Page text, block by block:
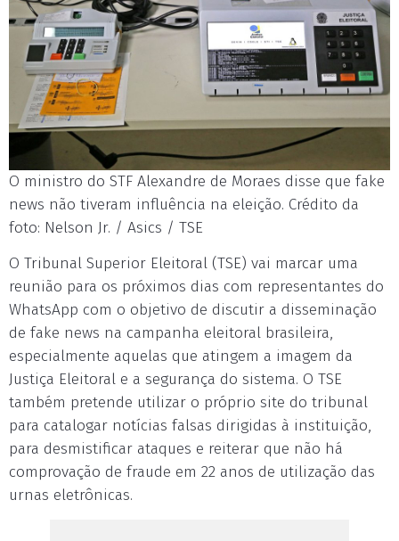
O ministro do STF Alexandre de Moraes disse que fake
news não tiveram influência na eleição. Crédito da
foto: Nelson Jr. / Asics / TSE
O Tribunal Superior Eleitoral (TSE) vai marcar uma
reunião para os próximos dias com representantes do
WhatsApp com o objetivo de discutir a disseminação
de fake news na campanha eleitoral brasileira,
especialmente aquelas que atingem a imagem da
Justiça Eleitoral e a segurança do sistema. O TSE
também pretende utilizar o próprio site do tribunal
para catalogar notícias falsas dirigidas à instituição,
para desmistificar ataques e reiterar que não há
comprovação de fraude em 22 anos de utilização das
urnas eletrônicas.